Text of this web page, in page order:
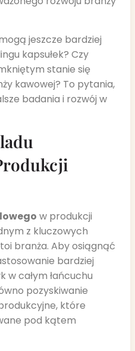
jeszcze bardziej
kapsułek? Czy
stanie się
kawowej? To pytania,
badania i rozwój w
w produkcji
z kluczowych
branża. Aby osiągnąć
bardziej
całym łańcuchu
pozyskiwanie
które
pod kątem